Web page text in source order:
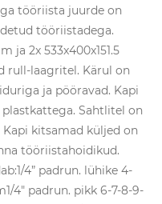
tööriista juurde on
tööriistadega.
ja 2x 533x400x151.5
rull-laagritel. Kärul on
ja pööravad. Kapi
Sahtlitel on
kitsamad küljed on
tööriistahoidikud.
4” padrun. lühike 4-
4" padrun. pikk 6-7-8-9-